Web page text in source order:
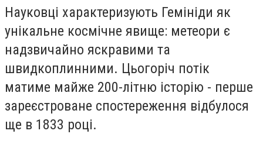
Науковці характеризують Гемініди як
унікальне космічне явище: метеори є
надзвичайно яскравими та
швидкоплинними. Цьогоріч потік
матиме майже 200-літню історію - перше
зареєстроване спостереження відбулося
ще в 1833 році.